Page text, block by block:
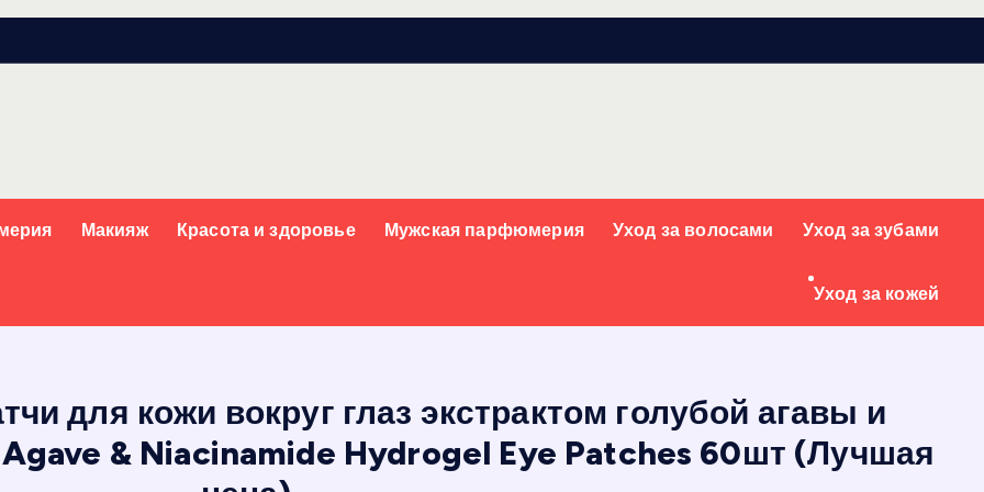
Макияж Красота и здоровье Мужская парфюмерия Уход за волосами Уход за зубами
Уход за кожей
для кожи вокруг глаз экстрактом голубой агавы и
& Niacinamide Hydrogel Eye Patches 60шт (Лучшая